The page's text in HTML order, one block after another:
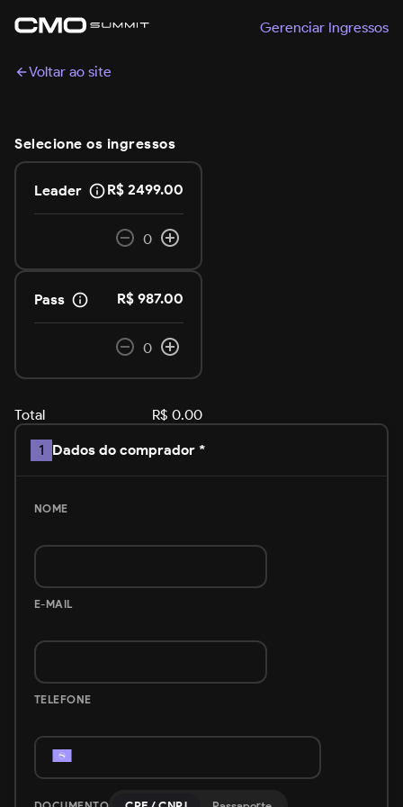
Gerenciar Ingressos
Voltar ao site
Selecione os ingressos
Leader R$ 2499.00
0
Pass R$ 987.00
0
Total R$ 0.00
1 Dados do comprador *
NOME
E-MAIL
TELEFONE